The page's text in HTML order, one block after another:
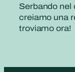
Serbando nel
creiamo una
troviamo ora!